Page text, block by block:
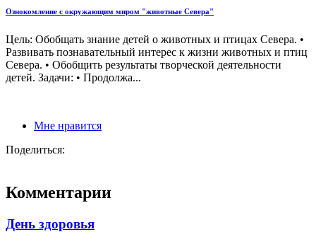
Ознокомление с окружающим миром "животные Севера"
Цель: Обобщать знание детей о животных и птицах Севера. •
Развивать познавательный интерес к жизни животных и птиц
Севера. • Обобщить результаты творческой деятельности
детей. Задачи: • Продолжа...
Мне нравится
Поделиться:
Комментарии
День здоровья